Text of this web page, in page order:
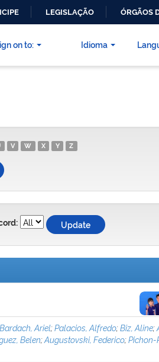
LEGISLAÇÃO ÓRGÃOS
on to: Idioma
V W X Y Z
Bardach, Ariel;Palacios, Alfredo;Biz, Aline;
Belen;Augustovski, Federico;Pichon-